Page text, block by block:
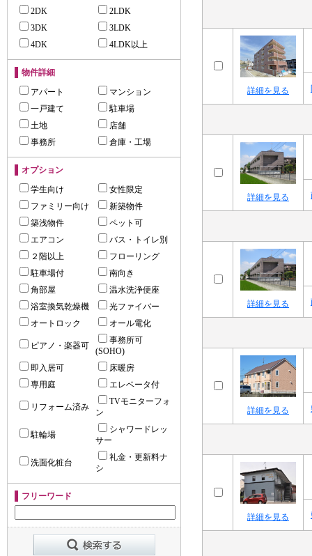
2DK
2LDK
3DK
3LDK
4DK
4LDK以上
物件詳細
アパート
マンション
一戸建て
駐車場
土地
店舗
事務所
倉庫・工場
オプション
学生向け
女性限定
ファミリー向け
新築物件
築浅物件
ペット可
エアコン
バス・トイレ別
２階以上
フローリング
駐車場付
南向き
角部屋
温水洗浄便座
浴室換気乾燥機
光ファイバー
オートロック
オール電化
ピアノ・楽器可
事務所可
(SOHO)
即入居可
床暖房
専用庭
エレベータ付
リフォーム済み
TVモニターフォ
ン
駐輪場
シャワードレッ
サー
洗面化粧台
礼金・更新料ナ
シ
フリーワード
詳細を見る
詳細を見る
詳細を見る
詳細を見る
詳細を見る